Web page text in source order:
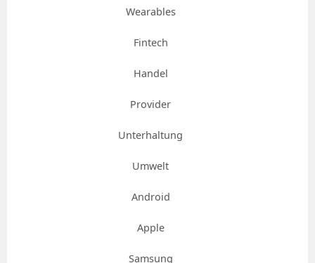
Wearables
Fintech
Handel
Provider
Unterhaltung
Umwelt
Android
Apple
Samsung